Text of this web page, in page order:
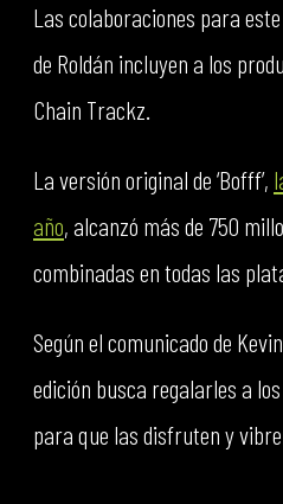
Las colaboraciones para
de Roldán incluyen a los
Chain Trackz.
La versión original de ‘Bofff’,
año, alcanzó más de 750
combinadas en todas las
Según el comunicado de
edición busca regalarles a
para que las disfruten y